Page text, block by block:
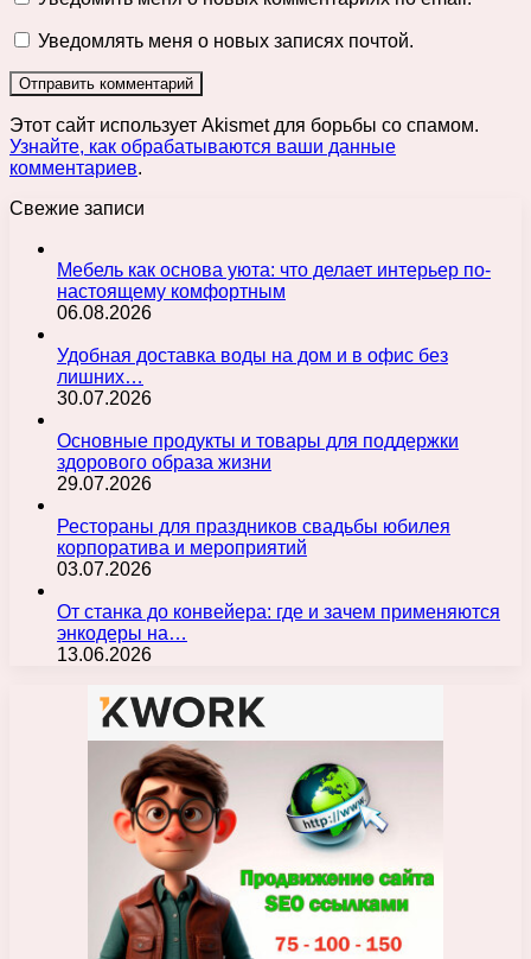
Уведомлять меня о новых записях почтой.
Этот сайт использует Akismet для борьбы со спамом.
Узнайте, как обрабатываются ваши данные
комментариев.
Свежие записи
Мебель как основа уюта: что делает интерьер по-
настоящему комфортным
06.08.2026
Удобная доставка воды на дом и в офис без
лишних…
30.07.2026
Основные продукты и товары для поддержки
здорового образа жизни
29.07.2026
Рестораны для праздников свадьбы юбилея
корпоратива и мероприятий
03.07.2026
От станка до конвейера: где и зачем применяются
энкодеры на…
13.06.2026